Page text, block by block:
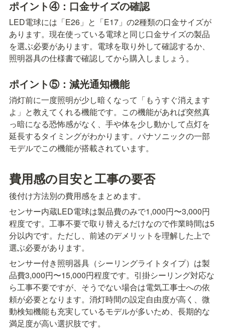
ポイント④：口金サイズの確認
LED電球には「E26」と「E17」の2種類の口金サイズが
あります。現在使っている電球と同じ口金サイズの製品
を選ぶ必要があります。電球を取り外して確認するか、
照明器具の仕様書で確認してから購入しましょう。
ポイント⑤：減光通知機能
消灯前に一度照明が少し暗くなって「もうすぐ消えます
よ」と教えてくれる機能です。この機能があれば突然真
っ暗になる恐怖感がなく、手や体を少し動かして点灯を
延長するタイミングがわかります。パナソニックの一部
モデルでこの機能が搭載されています。
費用感の目安と工事の要否
後付け方法別の費用感をまとめます。
センサー内蔵LED電球は製品費のみで1,000円〜3,000円
程度です。工事不要で取り替えるだけなので作業時間は5
分以内です。ただし、前述のデメリットを理解した上で
選ぶ必要があります。
センサー付き照明器具（シーリングライトタイプ）は製
品費3,000円〜15,000円程度です。引掛シーリング対応な
ら工事不要ですが、そうでない場合は電気工事士への依
頼が必要となります。消灯時間の設定自由度が高く、微
動検知機能も充実しているモデルが多いため、長期的な
満足度が高い選択肢です。